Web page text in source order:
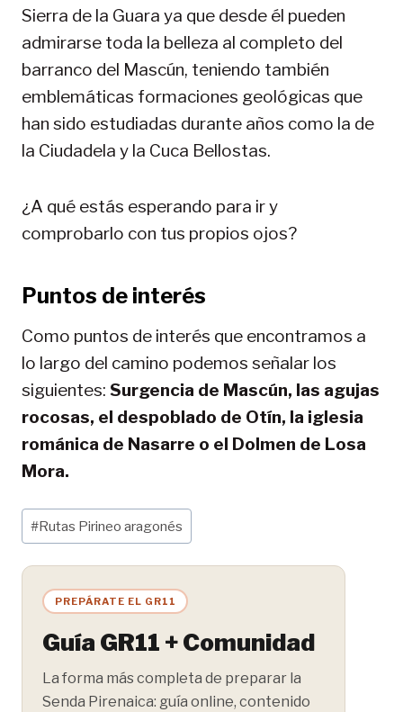
Sierra de la Guara ya que desde él pueden
admirarse toda la belleza al completo del
barranco del Mascún, teniendo también
emblemáticas formaciones geológicas que
han sido estudiadas durante años como la de
la Ciudadela y la Cuca Bellostas.
¿A qué estás esperando para ir y
comprobarlo con tus propios ojos?
Puntos de interés
Como puntos de interés que encontramos a
lo largo del camino podemos señalar los
siguientes: Surgencia de Mascún, las agujas
rocosas, el despoblado de Otín, la iglesia
románica de Nasarre o el Dolmen de Losa
Mora.
Etiquetas
de
la
entrada:
#Rutas Pirineo aragonés
PREPÁRATE EL GR11
Guía GR11 + Comunidad
La forma más completa de preparar la
Senda Pirenaica: guía online, contenido